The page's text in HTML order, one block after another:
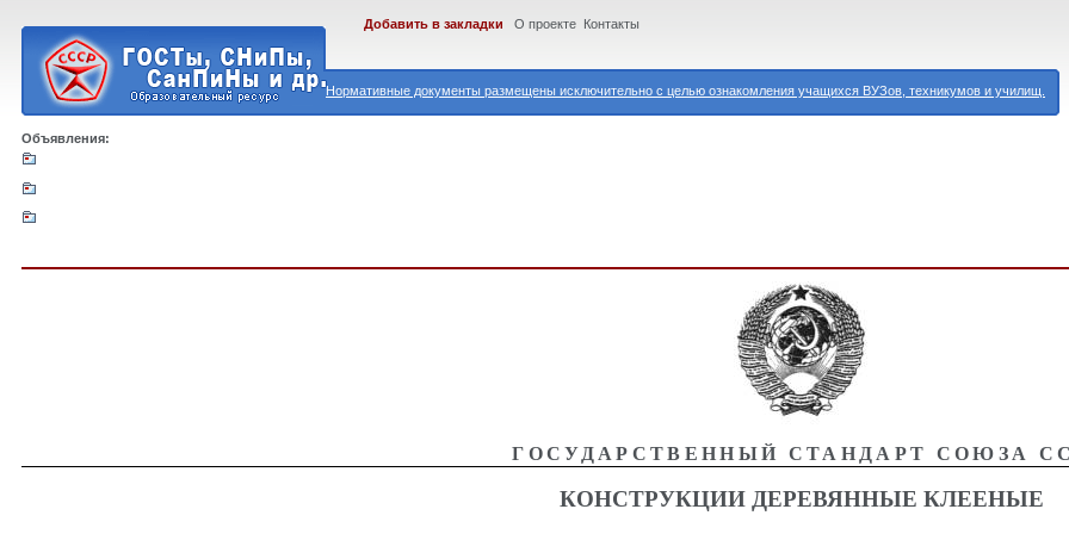
Нормативные документы размещены исключительно с целью ознакомления учащихся ВУЗов, техникумов и училищ.
Добавить в закладки О проекте Контакты
Объявления:
ГОСУДАРСТВЕННЫЙ СТАНДАРТ СОЮЗА
КОНСТРУКЦИИ ДЕРЕВЯННЫЕ КЛЕЕНЫЕ